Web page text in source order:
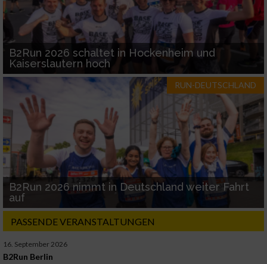
B2Run 2026 schaltet in Hockenheim und
Kaiserslautern hoch
RUN-DEUTSCHLAND
B2Run 2026 nimmt in Deutschland weiter Fahrt
auf
PASSENDE VERANSTALTUNGEN
16. September 2026
B2Run Berlin